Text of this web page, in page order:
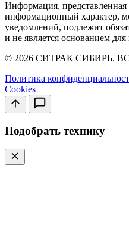
Информация, представленная
информационный характер,
уведомлений, подлежит
и не является основанием для
© 2026 СИТРАК СИБИРЬ.
Политика
Cookies
Подобрать технику